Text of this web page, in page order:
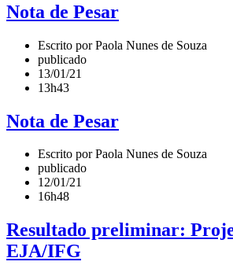
Nota de Pesar
Escrito por Paola Nunes de Souza
publicado
13/01/21
13h43
Nota de Pesar
Escrito por Paola Nunes de Souza
publicado
12/01/21
16h48
Resultado preliminar:
EJA/IFG